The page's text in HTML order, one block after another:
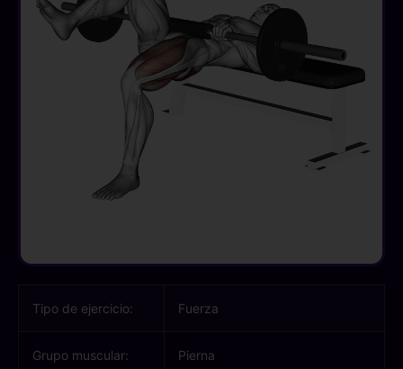
Tipo de ejercicio: Fuerza
Grupo muscular: Pierna